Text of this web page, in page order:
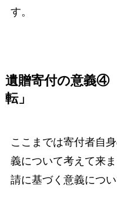
す。
遺贈寄付の意義④
転」
ここまでは寄付者自
義について考えて来
請に基づく意義につ